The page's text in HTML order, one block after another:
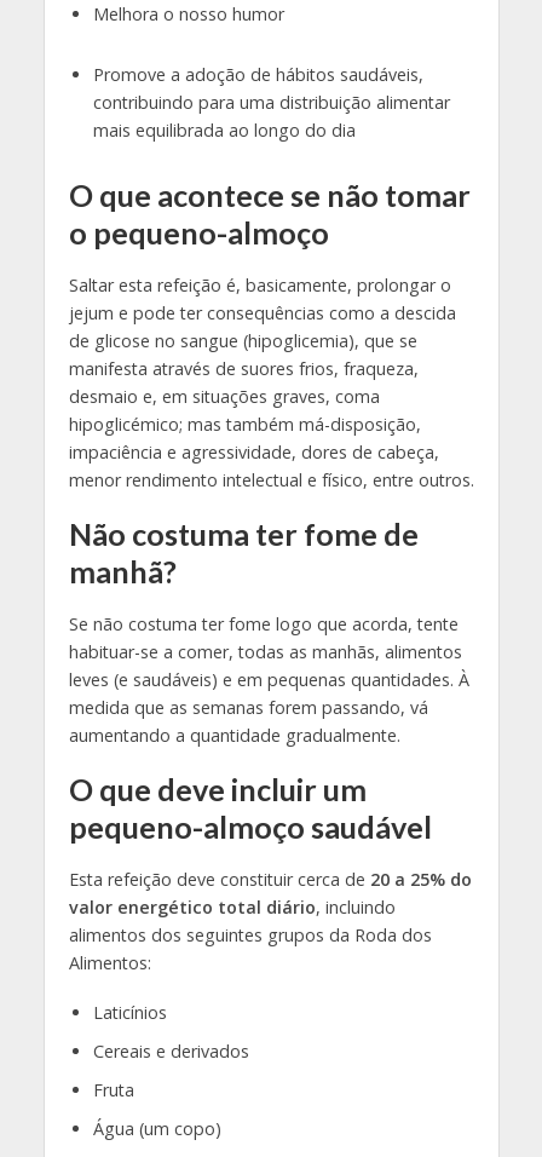
Melhora o nosso humor
Promove a adoção de hábitos saudáveis,
contribuindo para uma distribuição alimentar
mais equilibrada ao longo do dia
O que acontece se não tomar
o pequeno-almoço
Saltar esta refeição é, basicamente, prolongar o
jejum e pode ter consequências como a descida
de glicose no sangue (hipoglicemia), que se
manifesta através de suores frios, fraqueza,
desmaio e, em situações graves, coma
hipoglicémico; mas também má-disposição,
impaciência e agressividade, dores de cabeça,
menor rendimento intelectual e físico, entre outros.
Não costuma ter fome de
manhã?
Se não costuma ter fome logo que acorda, tente
habituar-se a comer, todas as manhãs, alimentos
leves (e saudáveis) e em pequenas quantidades. À
medida que as semanas forem passando, vá
aumentando a quantidade gradualmente.
O que deve incluir um
pequeno-almoço saudável
Esta refeição deve constituir cerca de 20 a 25% do
valor energético total diário, incluindo
alimentos dos seguintes grupos da Roda dos
Alimentos:
Laticínios
Cereais e derivados
Fruta
Água (um copo)